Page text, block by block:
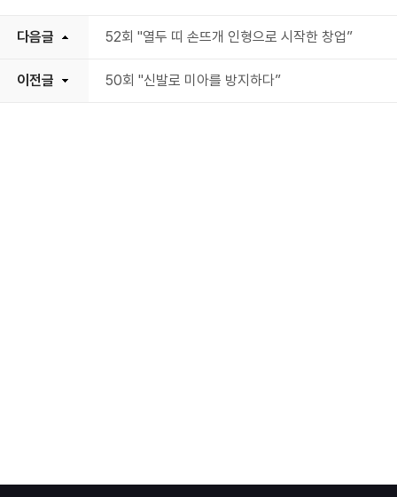
다음글 52회 "열두 띠 손뜨개 인형으로 시작한 창업”
이전글 50회 "신발로 미아를 방지하다”